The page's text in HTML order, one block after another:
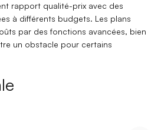
rapport qualité-prix avec des
à différents budgets. Les plans
par des fonctions avancées, bien
un obstacle pour certains